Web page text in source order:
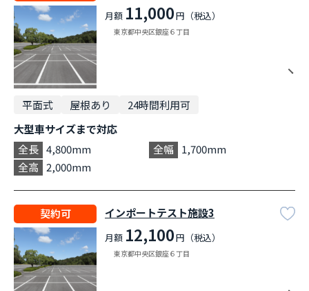
月額 11,000円（税込）
東京都中央区銀座６丁目
平面式 屋根あり
24時間利用可
大型車サイズまで対応
全長 4,800mm 全幅 1,700mm
全高 2,000mm
契約可 インポートテスト施設3
月額 12,100円（税込）
東京都中央区銀座６丁目